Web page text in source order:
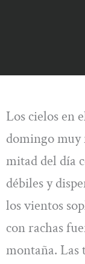
Los cielos en
domingo muy
mitad del día
débiles y
los vientos
con rachas
montaña. Las